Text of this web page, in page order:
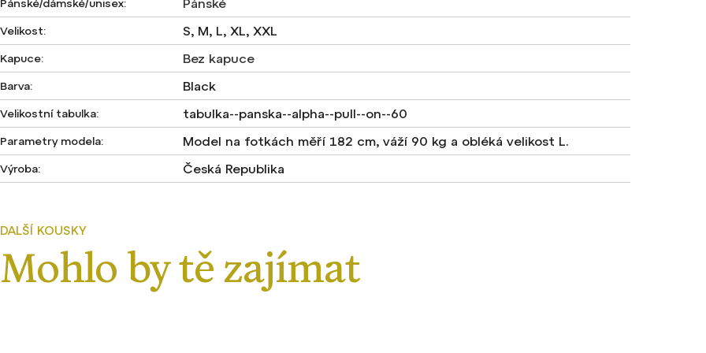
Pánské/dámské/unisex: Pánské
Velikost: S, M, L, XL, XXL
Kapuce: Bez kapuce
Barva: Black
Velikostní tabulka: tabulka--panska--alpha--pull--on--60
Parametry modela: Model na fotkách měří 182 cm, váží 90 kg a obléká velikost L.
Výroba: Česká Republika